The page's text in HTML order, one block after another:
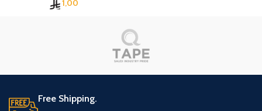
1,00
Free Shipping.